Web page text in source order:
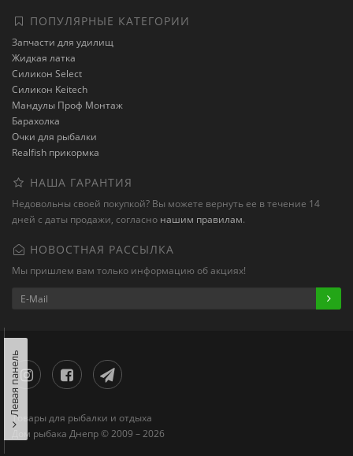
ПОПУЛЯРНЫЕ КАТЕГОРИИ
Запчасти для удилищ
Жидкая латка
Силикон Select
Силикон Keitech
Мандулы Проф Монтаж
Барахолка
Очки для рыбалки
Realfish прикормка
НАША ГАРАНТИЯ
Недовольны своей покупкой? Вы можете вернуть ее в течение 14
дней с даты продажи, согласно нашим правилам.
НОВОСТНАЯ РАССЫЛКА
Мы пришлем вам только информацию об акциях!
Товары для рыбалки и отдыха
Дом рыбака Днепр © 2009 – 2026
Левая панель